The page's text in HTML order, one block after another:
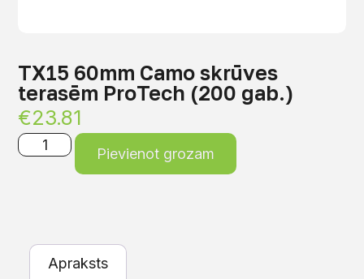
TX15 60mm Camo skrūves
terasēm ProTech (200 gab.)
€23.81
Pievienot grozam
Apraksts